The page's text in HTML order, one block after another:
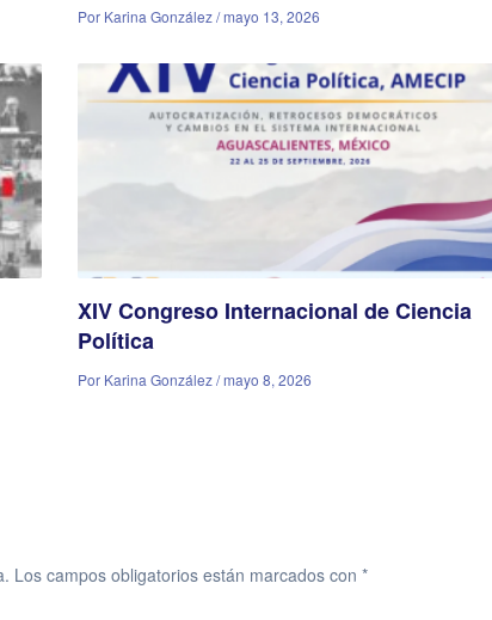
Por Karina González / mayo 13, 2026
XIV Congreso Internacional de Ciencia
Política
Por Karina González / mayo 8, 2026
Los campos obligatorios están marcados con *